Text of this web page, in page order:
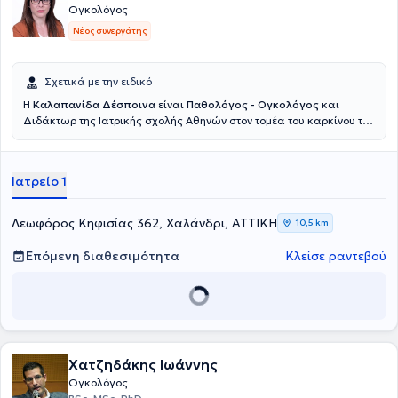
Ογκολόγος
Νέος συνεργάτης
Σχετικά με την ειδικό
Η Καλαπανίδα Δέσποινα είναι Παθολόγος - Ογκολόγος και
Διδάκτωρ της Ιατρικής σχολής Αθηνών στον τομέα του καρκίνου του
είναι να στέκεται ουσιαστικά δίπλα στους ασθενείς με καρκίνο σε
τους ενημέρωση, την εμπιστοσύνη και την ανθρώπινη σχέση ιατρού -
ασθενούς. Διαθέτει σημαντική εμπειρία ως ερευνητής σε μεγάλες
πολυκεντρικές κλινικές μελέτες, γεγονός που της επιτρέπει να
εφαρμόζει σύγχρονες και τεκμηριωμένες θεραπευτικές
προσεγγίσεις. Συνεργάζεται με τα Νοσοκομεία "Υγεία" και
Ευρωκλινική Αθηνών καθώς συμμετέχει και ενεργά στην
Ιατρείο 1
Λεωφόρος Κηφισίας 362, Χαλάνδρι, ΑΤΤΙΚΗ 10,5 km
Επόμενη διαθεσιμότητα Κλείσε ραντεβού
Χατζηδάκης Ιωάννης
Ογκολόγος